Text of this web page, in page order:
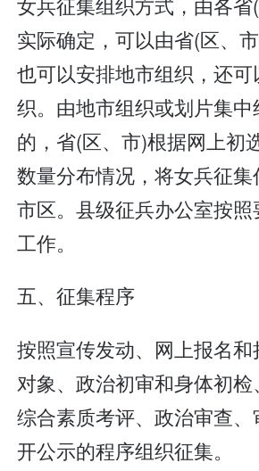
实际确定，可以由省(区、
也可以安排地市组织，还可
织。由地市组织或划片集
的，省(区、市)根据网上初
数量分布情况，将女兵征
市区。县级征兵办公室按
工作。
五、征集程序
按照宣传发动、网上报名
对象、政治初审和身体初
综合素质考评、政治审查
开公示的程序组织征集。